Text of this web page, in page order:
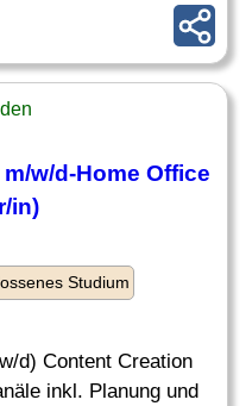
m/w/d-Home Office
/in)
Studium
d) Content Creation
inkl. Planung und